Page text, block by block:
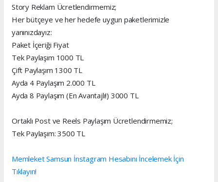
Story Reklam Ücretlendirmemiz;
Her bütçeye ve her hedefe uygun paketlerimizle
yanınızdayız:
Paket İçeriği Fiyat
Tek Paylaşım 1000 TL
Çift Paylaşım 1300 TL
Ayda 4 Paylaşım 2.000 TL
Ayda 8 Paylaşım (En Avantajlı!) 3000 TL
Ortaklı Post ve Reels Paylaşım Ücretlendirmemiz;
Tek Paylaşım: 3500 TL
Memleket Samsun İnstagram Hesabını İncelemek İçin
Tıklayın!